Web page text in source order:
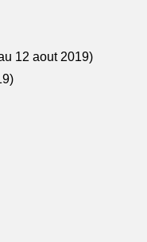
12 aout 2019)